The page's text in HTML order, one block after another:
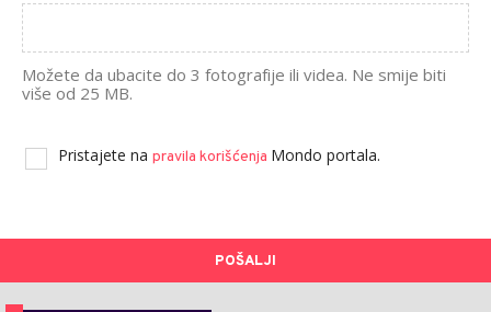
Možete da ubacite do 3 fotografije ili videa. Ne smije biti
više od 25 MB.
Pristajete na pravila korišćenja Mondo portala.
POŠALJI